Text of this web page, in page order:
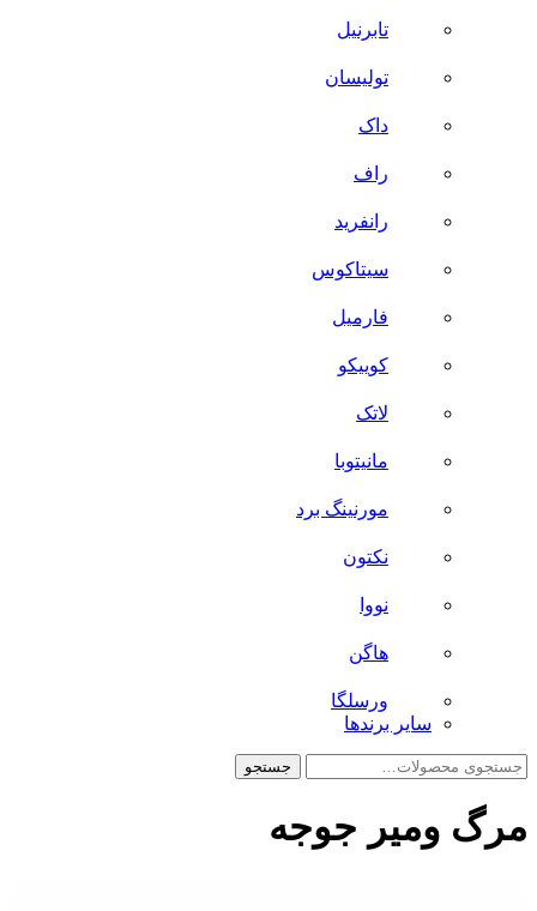
تابرنیل
تولیسان
داک
راف
رانفرید
سیتاکوس
فارمیل
کوییکو
لاتک
مانیتوبا
مورنینگ برد
نکتون
نووا
هاگن
ورسلگا
سایر برند‌ها
جستجو
جستجو
مرگ ومیر جوجه